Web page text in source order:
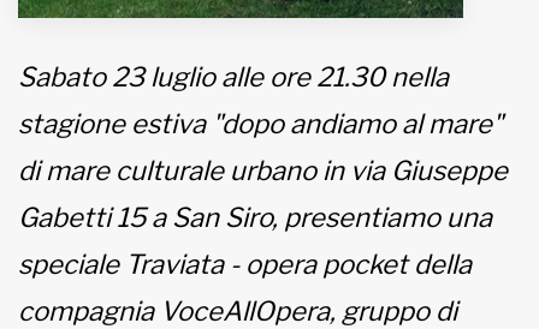
Bernardis
EDB edizioni - Via Brivio angolo C.
Imbonati, 89 20159 Milano (Italia)
Informativa sulla privacy
Sabato 23 luglio alle ore 21.30 nella
stagione estiva "dopo andiamo al mare"
di mare culturale urbano in via Giuseppe
Gabetti 15 a San Siro, presentiamo una
speciale Traviata - opera pocket della
compagnia VoceAllOpera, gruppo di